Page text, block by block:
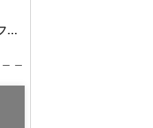
猫 首輪 ベルトタイプ セーフティバックル 和柄 セーフティ－バックル付 303-0291